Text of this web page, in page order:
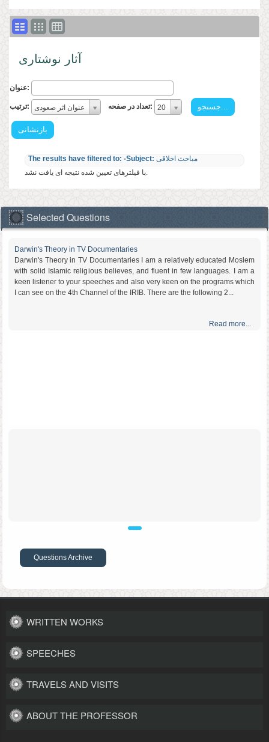
آثار نوشتاری
عنوان:
ترتیب: عنوان اثر صعودی
ترتیب:
تعداد در صفحه: 20
تعداد
The results have filtered to: -Subject: مباحث اخلاقی
با فیلترهای تعیین شده نتیجه ای یافت نشد.
Selected Questions
Darwin's Theory in TV Documentaries
Darwin's Theory in TV Documentaries I am a relatively educated Moslem
with solid Islamic religious believes, and fluent in few languages. I am a
keen listener to your speeches and also very keen on the programs which
I can see on the 4th Channel of the IRIB. There are the following 2...
Read more...
Questions Archive
WRITTEN WORKS
SPEECHES
TRAVELS AND VISITS
ABOUT THE PROFESSOR